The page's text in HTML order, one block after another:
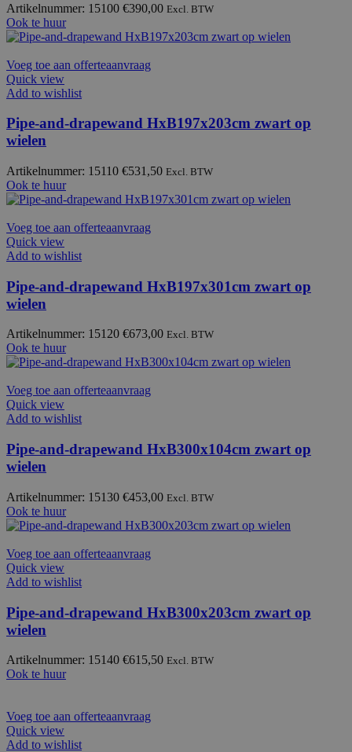
Artikelnummer: 15100 €390,00 Excl. BTW
Ook te huur
Voeg toe aan offerteaanvraag
Quick view
Add to wishlist
Pipe-and-drapewand HxB197x203cm zwart op
wielen
Artikelnummer: 15110 €531,50 Excl. BTW
Ook te huur
Voeg toe aan offerteaanvraag
Quick view
Add to wishlist
Pipe-and-drapewand HxB197x301cm zwart op
wielen
Artikelnummer: 15120 €673,00 Excl. BTW
Ook te huur
Voeg toe aan offerteaanvraag
Quick view
Add to wishlist
Pipe-and-drapewand HxB300x104cm zwart op
wielen
Artikelnummer: 15130 €453,00 Excl. BTW
Ook te huur
Voeg toe aan offerteaanvraag
Quick view
Add to wishlist
Pipe-and-drapewand HxB300x203cm zwart op
wielen
Artikelnummer: 15140 €615,50 Excl. BTW
Ook te huur
Voeg toe aan offerteaanvraag
Quick view
Add to wishlist